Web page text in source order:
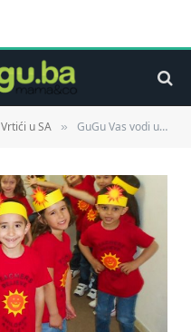
Vrtići u SA » GuGu Vas vodi u predškolsku ustanovu „Sunshine“